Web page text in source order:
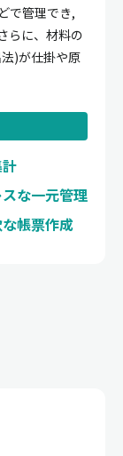
で管理でき,
らに、材料の
)が仕掛や原
な一元管理
帳票作成